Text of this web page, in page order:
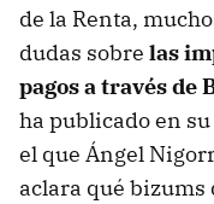
de la Renta,
dudas sobre las
pagos a través de
ha publicado en
el que Ángel
aclara qué